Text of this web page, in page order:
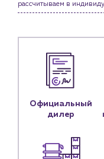
Услуги
Портфолио
Блог
Личный
рассчитываем в
Официальный
дилер